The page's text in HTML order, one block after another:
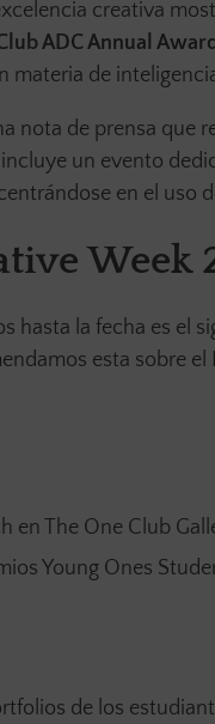
creativa
ADC Annual
materia de
nota de prensa que
un evento
en el uso
Week
hasta la fecha es el
esta sobre
en The One Club
Young Ones
de los